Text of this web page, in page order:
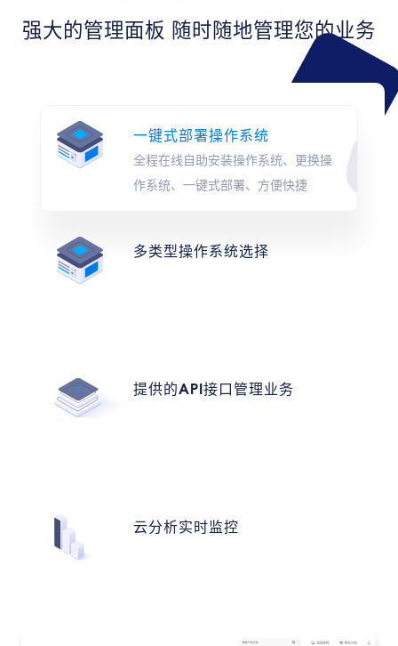
强大的管理面板 随时随地管理您的业务
一键式部署操作系统
全程在线自助安装操作系统、更换操
作系统、一键式部署、方便快捷
多类型操作系统选择
提供的API接口管理业务
云分析实时监控